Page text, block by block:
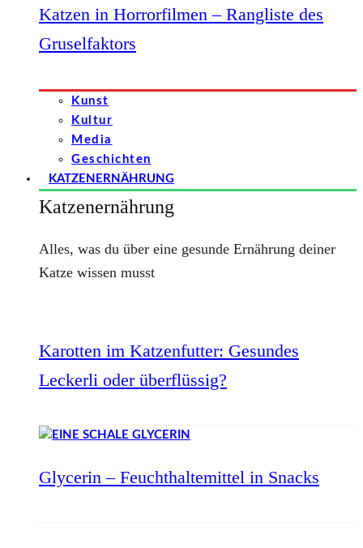
Katzen in Horrorfilmen – Rangliste des
Gruselfaktors
Kunst
Kultur
Media
Geschichten
KATZENERNÄHRUNG
Katzenernährung
Alles, was du über eine gesunde Ernährung deiner
Katze wissen musst
Karotten im Katzenfutter: Gesundes
Leckerli oder überflüssig?
Glycerin – Feuchthaltemittel in Snacks